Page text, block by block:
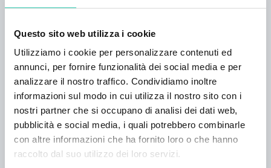
Questo sito web utilizza i cookie
Utilizziamo i cookie per personalizzare contenuti ed
annunci, per fornire funzionalità dei social media e per
analizzare il nostro traffico. Condividiamo inoltre
informazioni sul modo in cui utilizza il nostro sito con i
nostri partner che si occupano di analisi dei dati web,
pubblicità e social media, i quali potrebbero combinarle
con altre informazioni che ha fornito loro o che hanno
raccolto dal suo utilizzo dei loro servizi.
ferroviaria a quasi 1,5 Km. A Cormòns ci sono
lavanderia a gettoni, ristoranti, pizzerie ecc.
Città storiche come Cividale, Udine, Gorizia,
Palmanova, Trieste, Aquileia e Grado, ciascuna
con il suo fascino unico e la sua storia
millenaria, sono, da qui, facilmente raggiungibili.